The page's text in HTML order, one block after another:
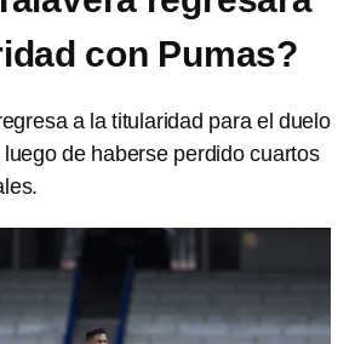
con Pumas?
a la titularidad para el duelo
de haberse perdido cuartos